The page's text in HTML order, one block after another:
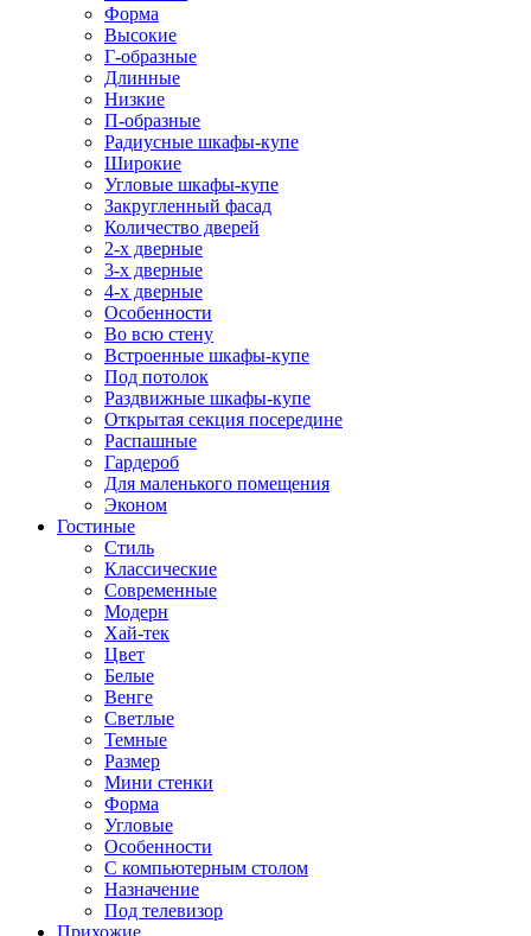
Форма
Высокие
Г-образные
Длинные
Низкие
П-образные
Радиусные шкафы-купе
Широкие
Угловые шкафы-купе
Закругленный фасад
Количество дверей
2-х дверные
3-х дверные
4-х дверные
Особенности
Во всю стену
Встроенные шкафы-купе
Под потолок
Раздвижные шкафы-купе
Открытая секция посередине
Распашные
Гардероб
Для маленького помещения
Эконом
Гостиные
Стиль
Классические
Современные
Модерн
Хай-тек
Цвет
Белые
Венге
Светлые
Темные
Размер
Мини стенки
Форма
Угловые
Особенности
С компьютерным столом
Назначение
Под телевизор
Прихожие